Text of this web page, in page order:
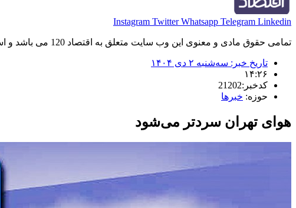
Instagram Twitter Whatsapp Telegram Linkedin
تمامی حقوق مادی و معنوی این وب سایت متعلق به اقتصاد 120 می باشد و استفاده غیر قانونی از آن پیگرد قانونی دارد.
تاریخ خبر: سه‌شنبه ۲ دی ۱۴۰۴
۱۴:۲۶
کدخبر:21202
حوزه: خبرها
هوای تهران سردتر می‌شود